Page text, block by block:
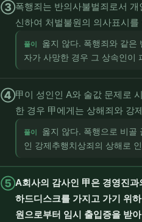
③폭행죄는 반의사불벌죄로서
신하여 처벌불원의 의사표시를
풀이
옳지 않다. 폭행죄와 같은
자가 사망한 경우 그 상속인이
④甲이 성인인 A와 술값 문제로
한 경우 甲에게는 상해죄와 강
풀이
옳지 않다. 폭행으로 비골
인 강제추행치상죄의 상해로
⑤A회사의 감사인 甲은 경영진
하드디스크를 가지고 가기 위
원으로부터 임시 출입증을 받